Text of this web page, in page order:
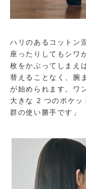
ハリのあるコットン
座ったりしてもシワ
枚をかぶってしまえ
替えることなく、腕
が始められます。ワ
大きな 2 つのポケッ
群の使い勝手です」